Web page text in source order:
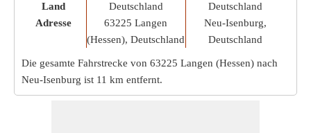
Land
Adresse
Deutschland
63225 Langen
(Hessen), Deutschland
Deutschland
Neu-Isenburg,
Deutschland
Die gesamte Fahrstrecke von 63225 Langen (Hessen) nach
Neu-Isenburg ist 11 km entfernt.